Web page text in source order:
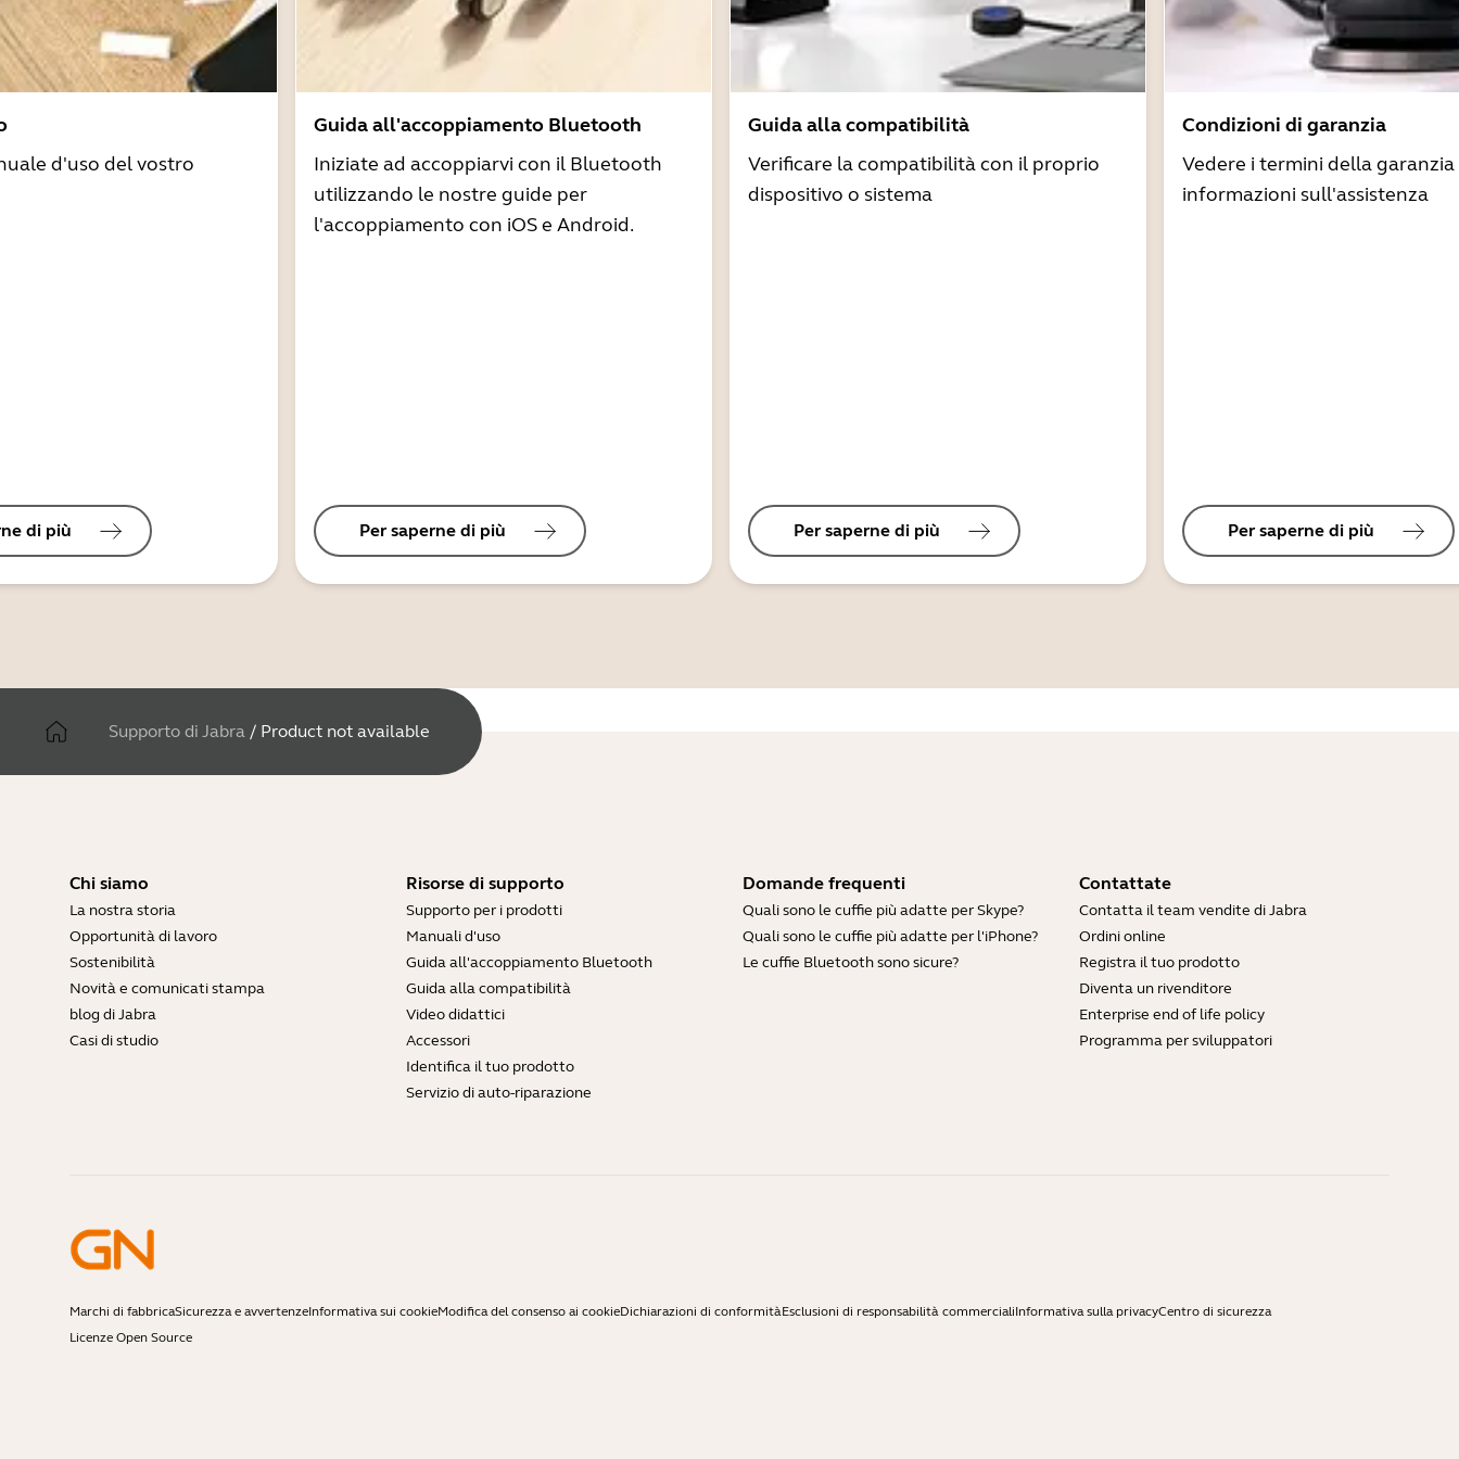
d'uso del vostro
di più
Guida all'accoppiamento Bluetooth
Iniziate ad accoppiarvi con il Bluetooth
utilizzando le nostre guide per
l'accoppiamento con iOS e Android.
Per saperne di più
Guida alla compatibilità
Verificare la compatibilità con il proprio
dispositivo o sistema
Per saperne di più
Condizioni di garanzia
Vedere i termini della garanzia
informazioni sull'assistenza
Per saperne di più
Supporto di Jabra / Product not available
Chi siamo
La nostra storia
Opportunità di lavoro
Sostenibilità
Novità e comunicati stampa
blog di Jabra
Casi di studio
Risorse di supporto
Supporto per i prodotti
Manuali d'uso
Guida all'accoppiamento Bluetooth
Guida alla compatibilità
Video didattici
Accessori
Identifica il tuo prodotto
Servizio di auto-riparazione
Domande frequenti
Quali sono le cuffie più adatte per Skype?
Quali sono le cuffie più adatte per l'iPhone?
Le cuffie Bluetooth sono sicure?
Contattate
Contatta il team vendite di Jabra
Ordini online
Registra il tuo prodotto
Diventa un rivenditore
Enterprise end of life policy
Programma per sviluppatori
Marchi di fabbricaSicurezza e avvertenzeInformativa sui cookieModifica del consenso ai cookieDichiarazioni di conformitàEsclusioni di responsabilità commercialiInformativa sulla privacyCentro di sicurezza
Licenze Open Source